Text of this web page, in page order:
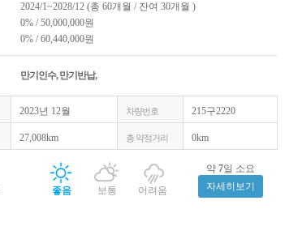
2024/1~2028/12 (총 60개월 / 잔여 30개월 )
0% / 50,000,000원
0% / 60,440,000원
만기인수, 만기반납,
2023년 12월 차량번호 215구2220
27,008km 총 약정거리 0km
좋음 보통 어려움
약7일 소요
자세히보기